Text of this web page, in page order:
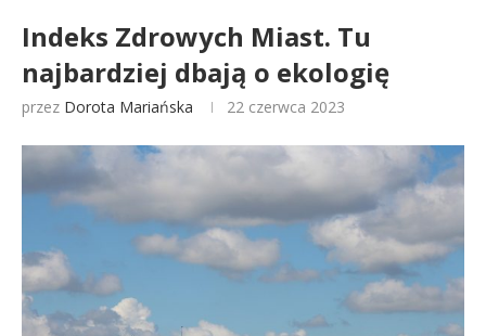
Indeks Zdrowych Miast. Tu
najbardziej dbają o ekologię
przez Dorota Mariańska 22 czerwca 2023